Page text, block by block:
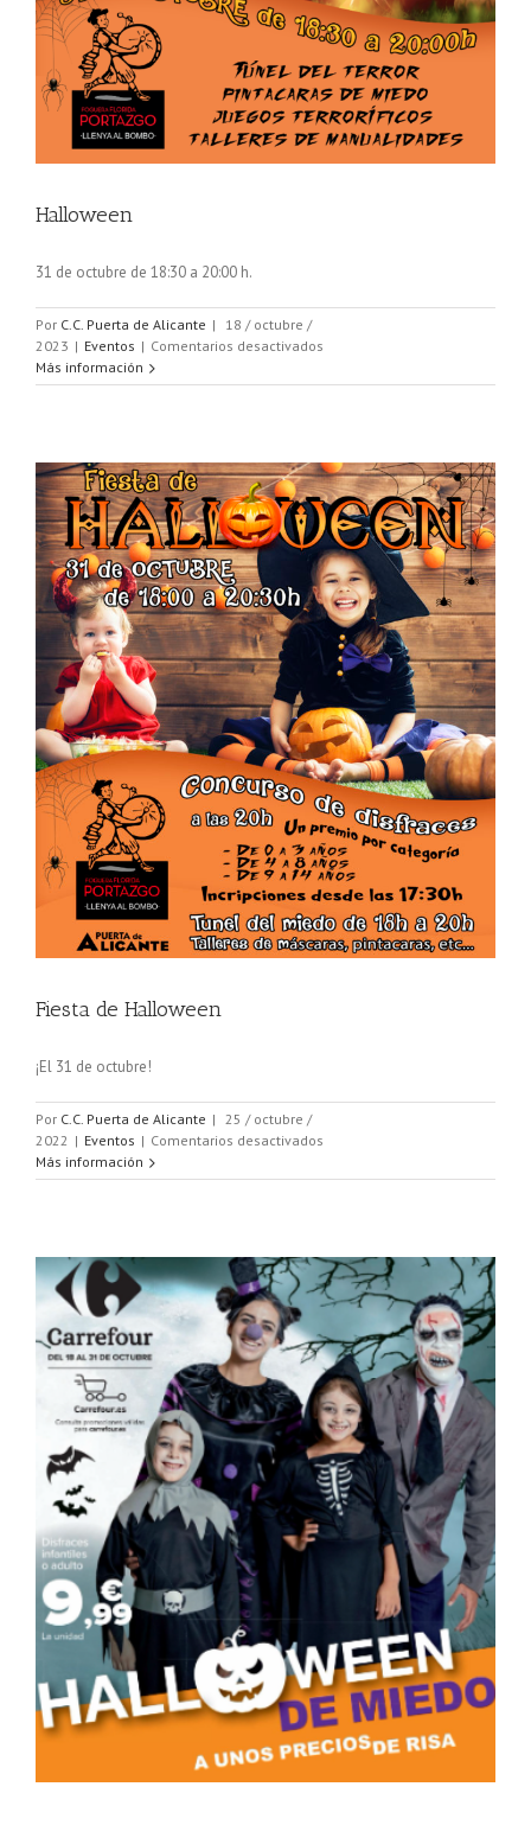
Halloween
31 de octubre de 18:30 a 20:00 h.
Por C.C. Puerta de Alicante |
18 / octubre /
2023 | Eventos | Comentarios desactivados
Más información
Fiesta de Halloween
¡El 31 de octubre!
Por C.C. Puerta de Alicante |
25 / octubre /
2022 | Eventos | Comentarios desactivados
de
Más información